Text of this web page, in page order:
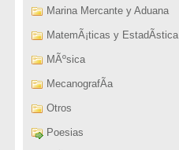
Marina Mercante y Aduana
MatemÃ¡ticas y EstadÃ­stica
MÃºsica
MecanografÃ­a
Otros
Poesias